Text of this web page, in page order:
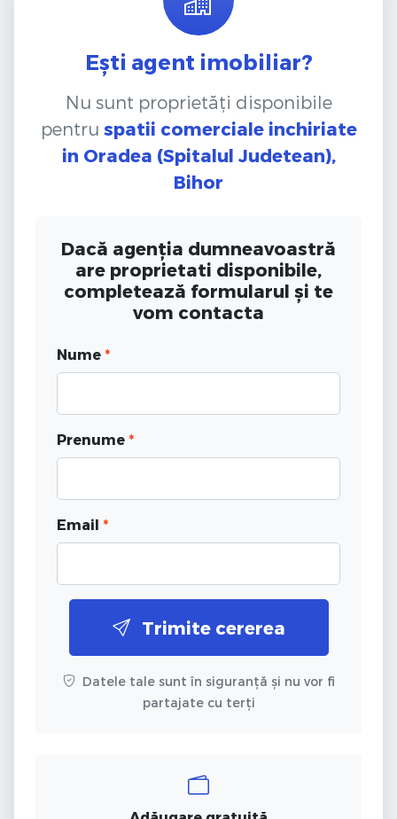
Ești agent imobiliar?
Nu sunt proprietăți disponibile
pentru spatii comerciale inchiriate
in Oradea (Spitalul Judetean),
Bihor
Dacă agenția dumneavoastră
are proprietati disponibile,
completează formularul și te
vom contacta
Nume *
Prenume *
Email *
Trimite cererea
Datele tale sunt în siguranță și nu vor fi
partajate cu terți